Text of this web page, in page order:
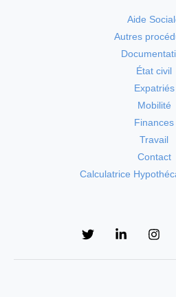
Aide
Autres
État civil
Expatriés
Mobilité
Finances
Travail
Contact
Calculatrice